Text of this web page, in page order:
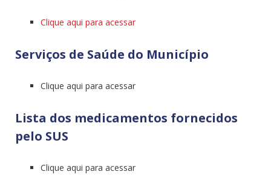
Clique aqui para acessar
Serviços de Saúde do Município
Clique aqui para acessar
Lista dos medicamentos fornecidos
pelo SUS
Clique aqui para acessar